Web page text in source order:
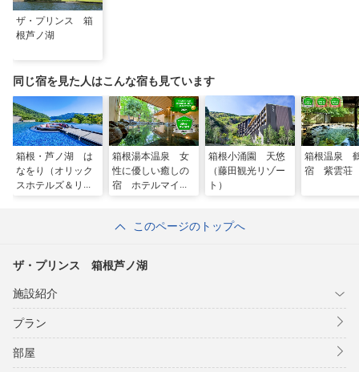
ザ・プリンス 箱
根芦ノ湖
同じ宿を見た人はこんな宿も見ています
箱根・芦ノ湖 は
なをり（オリック
スホテルズ＆リゾ
箱根湯本温泉 女
性に優しい癒しの
宿 ホテルマイユ
箱根小涌園 天悠
（藤田観光リゾー
ト）
箱根温泉
宿 紫雲荘
このページのトップへ
ザ・プリンス 箱根芦ノ湖
施設紹介
プラン
部屋